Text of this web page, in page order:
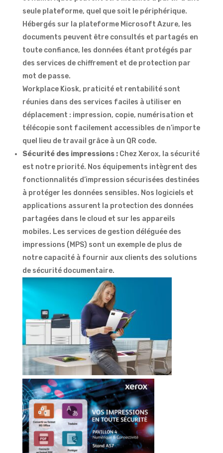
seule plateforme, quel que soit le périphérique.
Hébergés sur la plateforme Microsoft Azure, les
documents peuvent être consultés et partagés en
toute confiance, les données étant protégés par
des services de chiffrement et de protection par
mot de passe.
Workplace Kiosk, praticité et rentabilité sont
réunies dans des services faciles à utiliser en
déplacement : impression, copie, numérisation et
télécopie sont facilement accessibles de n’importe
quel lieu de travail grâce à un QR code.
Sécurité des impressions :Chez Xerox, la sécurité
est notre priorité. Nos équipements intègrent des
fonctionnalités d’impression sécurisées destinées
à protéger les données sensibles. Nos logiciels et
applications assurent la protection des données
partagées dans le cloud et sur les appareils
mobiles. Les services de gestion déléguée des
impressions (MPS) sont un exemple de plus de
notre capacité à fournir aux clients des solutions
de sécurité documentaire.